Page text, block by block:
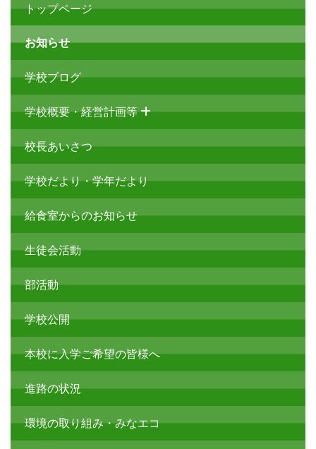
トップページ
お知らせ
学校ブログ
学校概要・経営計画等
校長あいさつ
学校だより・学年だより
給食室からのお知らせ
生徒会活動
部活動
学校公開
本校に入学ご希望の皆様へ
進路の状況
環境の取り組み・みなエコ